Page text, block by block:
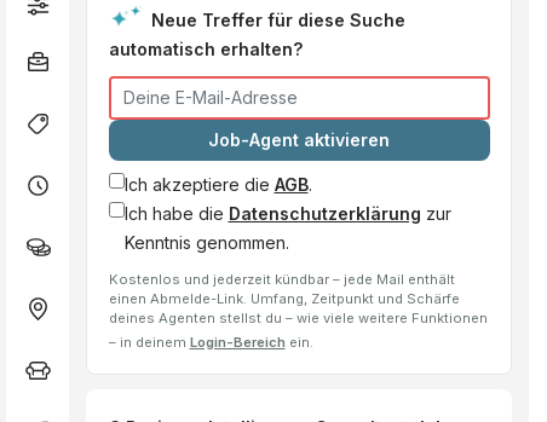
Neue Treffer für diese Suche
automatisch erhalten?
Job-Agent aktivieren
Ich akzeptiere die AGB.
Ich habe die Datenschutzerklärung zur
Kenntnis genommen.
Kostenlos und jederzeit kündbar – jede Mail enthält
einen Abmelde-Link. Umfang, Zeitpunkt und Schärfe
deines Agenten stellst du – wie viele weitere Funktionen
– in deinem Login-Bereich ein.